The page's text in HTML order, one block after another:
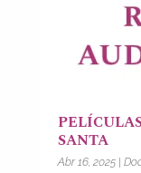
SANTA
Abr 16, 2025|